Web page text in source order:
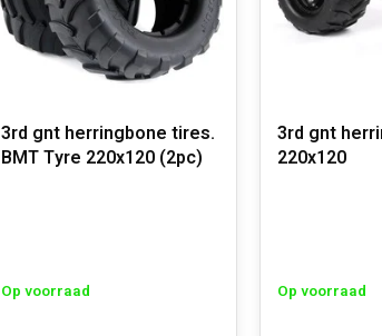
3rd gnt herringbone tires.
BMT Tyre 220x120 (2pc)
Op voorraad
3rd gnt
220x120
Op voorraad